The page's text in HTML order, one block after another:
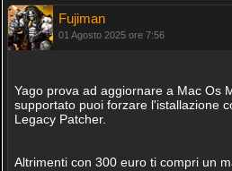
Fujiman
01 Agosto 2025 ore 7:56
Yago prova ad aggiornare a Mac Os
supportato puoi forzare l'istallazione
Legacy Patcher.
Altrimenti con 300 euro ti compri un